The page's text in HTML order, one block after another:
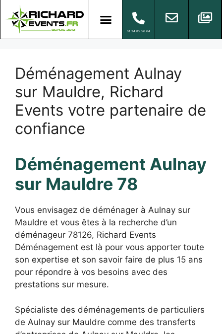
01 34 85 56 64
Déménagement Aulnay
sur Mauldre, Richard
Events votre partenaire de
confiance
Déménagement Aulnay
sur Mauldre 78
Vous envisagez de déménager à Aulnay sur
Mauldre et vous êtes à la recherche d’un
déménageur 78126, Richard Events
Déménagement est là pour vous apporter toute
son expertise et son savoir faire de plus 15 ans
pour répondre à vos besoins avec des
prestations sur mesure.
Spécialiste des déménagements de particuliers
de Aulnay sur Mauldre comme des transferts